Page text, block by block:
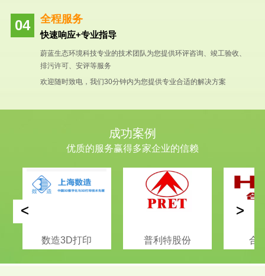
全程服务
快速响应+专业指导
蔚蓝生态环境科技专业的技术团队为您提供环评咨询、竣工验收、
排污许可、安评等服务
欢迎随时致电，我们30分钟内为您提供专业合适的解决方案
成功案例
优质的服务赢得多家企业的信赖
数造3D打印 普利特股份 合
< >